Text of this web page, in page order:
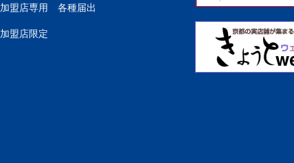
加盟店専用 各種届出
加盟店限定